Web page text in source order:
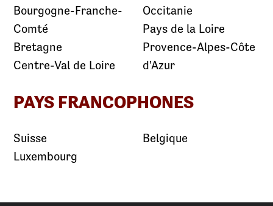
Bourgogne-Franche-
Comté
Bretagne
Centre-Val de Loire
Occitanie
Pays de la Loire
Provence-Alpes-Côte
d'Azur
PAYS FRANCOPHONES
Suisse
Luxembourg
Belgique